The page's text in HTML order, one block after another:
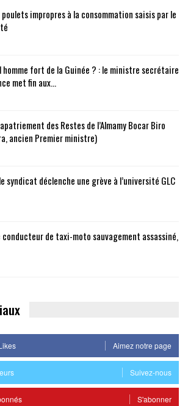
impropres à la consommation saisis par le
homme fort de la Guinée ? : le ministre secrétaire
met fin aux…
des Restes de l’Almamy Bocar Biro
ancien Premier ministre)
syndicat déclenche une grève à l’université GLC
conducteur de taxi-moto sauvagement assassiné,
Aimez notre page
Suivez-nous
S'abonner